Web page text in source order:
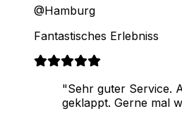
@Hamburg
Fantastisches Erlebniss
"Sehr guter Service.
geklappt. Gerne mal